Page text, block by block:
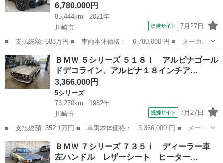
6,780,000円
85,444km
2021年
川崎市
提携サイト 7月27日
■ 支払総額: 688万円 ■ 車両本体価格： 6,780,000 円 ■ メーカー
名： ＢＭＷ ■ 車種名： Ｘ７ ■ グレード名： ｘＤｒｉｖｅ
４０ｄＥＤインフロズンブラックメタリク エディションインフロー
ズンブラッ...
神奈川 川崎市
ＢＭＷ ５シリーズ ５１８ｉ アルピナゴール
ドデコライン、アルピナ１８インチア…
3,366,000円
5シリーズ
73,270km
1982年
川崎市
提携サイト 7月27日
■ 支払総額: 352.1万円 ■ 車両本体価格： 3,366,000 円 ■ メーカ
ー名： ＢＭＷ ■ 車種名： ５シリーズ ■ グレード名： ５１８
ｉ アルピナゴールドデコライン、アルピナ１８インチアルミホイー
ル、アル...
神奈川 川崎市
ＢＭＷ ７シリーズ ７３５ｉ ディーラー車
左ハンドル レザーシート ヒーター…